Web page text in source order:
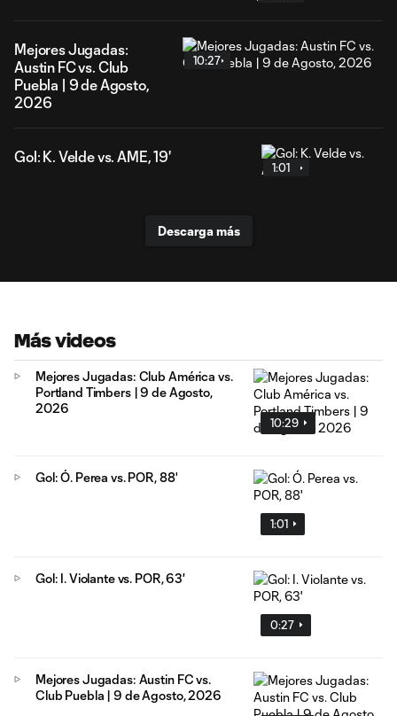
Mejores Jugadas:
Austin FC vs. Club
Puebla | 9 de Agosto,
2026
10:27
Gol: K. Velde vs. AME, 19'
1:01
Descarga más
Más videos
10:29
Mejores Jugadas: Club América vs.
Portland Timbers | 9 de Agosto,
2026
1:01
Gol: Ó. Perea vs. POR, 88'
0:27
Gol: I. Violante vs. POR, 63'
Mejores Jugadas: Austin FC vs.
Club Puebla | 9 de Agosto, 2026